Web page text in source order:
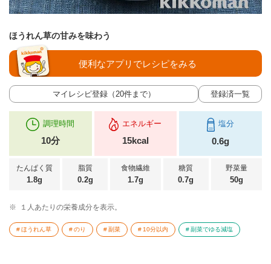
ほうれん草の甘みを味わう
マイレシピ登録（20件まで） 登録済一覧
便利なアプリでレシピをみる
調理時間
10分
エネルギー
15kcal
塩分
0.6g
たんぱく質
1.8g
脂質
0.2g
食物繊維
1.7g
糖質
0.7g
野菜量
50g
※ １人あたりの栄養成分を表示。
ほうれん草 のり 副菜 10分以内 副菜でゆる減塩